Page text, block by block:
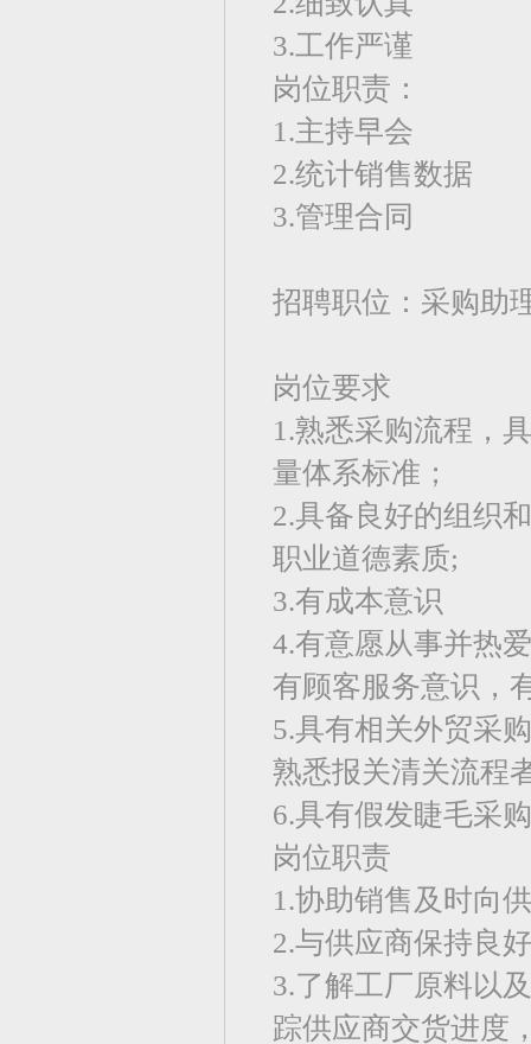
3.工作严谨
岗位职责：
1.主持早会
2.统计销售数据
3.管理合同
招聘职位：采购助
岗位要求
1.熟悉采购流程，
量体系标准；
2.具备良好的组织
职业道德素质;
3.有成本意识
4.有意愿从事并热
有顾客服务意识，
5.具有相关外贸采
熟悉报关清关流程
6.具有假发睫毛采
岗位职责
1.协助销售及时向
2.与供应商保持良
3.了解工厂原料以
踪供应商交货进度